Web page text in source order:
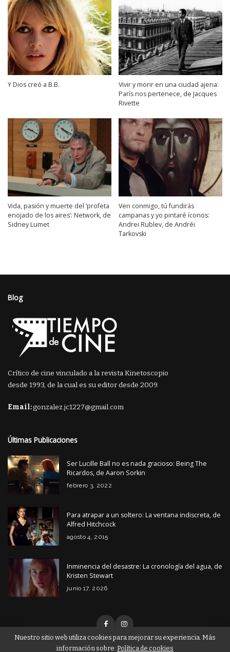
Y Dios creó a B.B.
Vivir y morir en una ciudad ajena:
París nos pertenece, de Jacques
Rivette
Vida, pasión y muerte del ‘profeta
enojado de los aires’: Network, de
Sidney Lumet
Ven conmigo, tú fundirás
campanas y yo pintaré íconos:
Andrei Rublev, de Andréi
Tarkovski
Blog
Crítico de cine vinculado a la revista Kinetoscopio
desde 1993, de la cual es su editor desde 2009.
Email:gonzalez.jc1227@gmail.com
Últimas Publicaciones
Ser Lucille Ball no es nada gracioso: Being The
Ricardos, de Aaron Sorkin
febrero 3, 2022
Para atrapar a un soltero: La ventana indiscreta, de
Alfred Hitchcock
agosto 4, 2015
Inminencia del desastre: La cronología del agua, de
Kristen Stewart
junio 17, 2026
Nuestro sitio web utiliza cookies para mejorar su experiencia. Más
información sobre: Política de cookies